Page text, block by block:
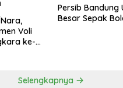
Voli
ke-
Persib Bandung
Besar Sepak
Selengkapnya